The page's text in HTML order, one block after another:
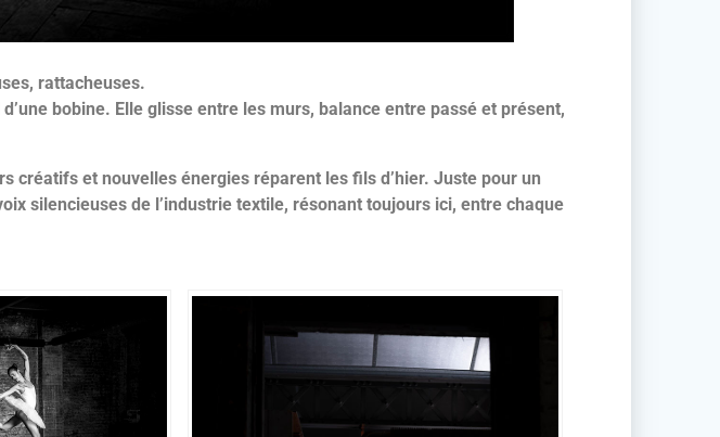
rattacheuses.
bobine. Elle glisse entre les murs, balance entre passé et présent,
créatifs et nouvelles énergies réparent les fils d’hier. Juste pour un
silencieuses de l’industrie textile, résonant toujours ici, entre chaque